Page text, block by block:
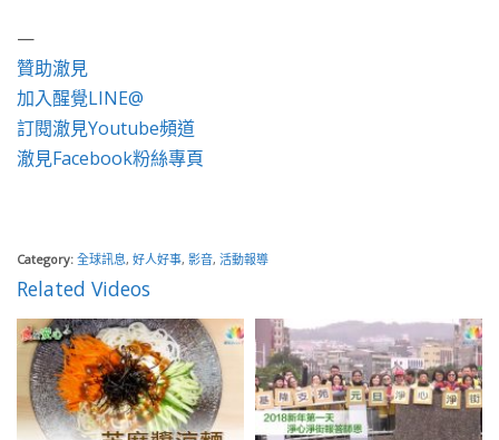
—
贊助澈見
加入醒覺LINE@
訂閱澈見Youtube頻道
澈見Facebook粉絲專頁
Category: 全球訊息, 好人好事, 影音, 活動報導
Related Videos